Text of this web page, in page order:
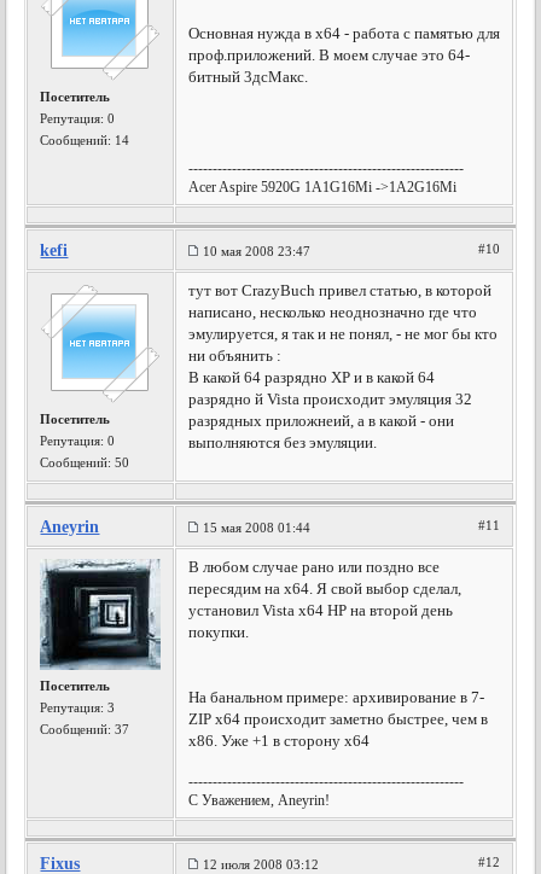
Посетитель
Репутация:0
Сообщений: 14
Основная нужда в х64 - работа с памятью для
проф.приложений. В моем случае это 64-
битный 3дсМакс.
---------------------------------------------------------
Acer Aspire 5920G 1A1G16Mi ->1A2G16Mi
kefi 10 мая 2008 23:47 #10
Посетитель
Репутация:0
Сообщений: 50
тут вот CrazyBuch привел статью, в которой
написано, несколько неоднозначно где что
эмулируется, я так и не понял, - не мог бы кто
ни объянить :
В какой 64 разрядно XP и в какой 64
разрядно й Vista происходит эмуляция 32
разрядных приложнеий, а в какой - они
выполняются без эмуляции.
Aneyrin 15 мая 2008 01:44 #11
Посетитель
Репутация:3
Сообщений: 37
В любом случае рано или поздно все
пересядим на х64. Я свой выбор сделал,
установил Vista x64 HP на второй день
покупки.
На банальном примере: архивирование в 7-
ZIP x64 происходит заметно быстрее, чем в
х86. Уже +1 в сторону х64
---------------------------------------------------------
С Уважением, Aneyrin!
Fixus 12 июля 2008 03:12 #12